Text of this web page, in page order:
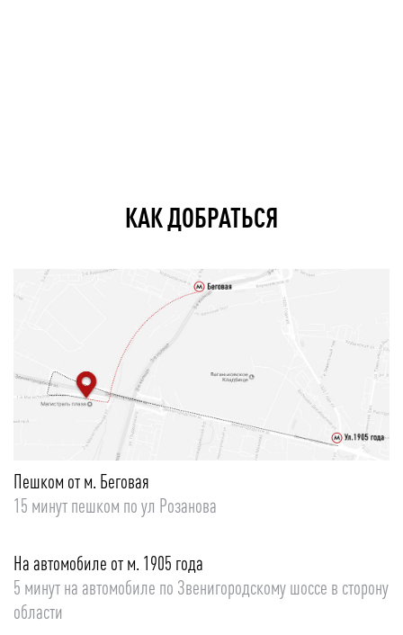
КАК ДОБРАТЬСЯ
Пешком от м. Беговая
15 минут пешком по ул Розанова
На автомобиле от м. 1905 года
5 минут на автомобиле по Звенигородскому шоссе в сторону
области